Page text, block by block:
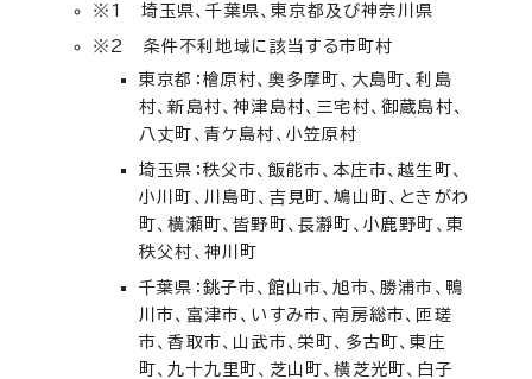
※1 埼玉県、千葉県、東京都及び神奈川県
※2 条件不利地域に該当する市町村
東京都：檜原村、奥多摩町、大島町、利島
村、新島村、神津島村、三宅村、御蔵島村、
八丈町、青ケ島村、小笠原村
埼玉県：秩父市、飯能市、本庄市、越生町、
小川町、川島町、吉見町、鳩山町、ときがわ
町、横瀬町、皆野町、長瀞町、小鹿野町、東
秩父村、神川町
千葉県：銚子市、館山市、旭市、勝浦市、鴨
川市、富津市、いすみ市、南房総市、匝瑳
市、香取市、山武市、栄町、多古町、東庄
町、九十九里町、芝山町、横芝光町、白子